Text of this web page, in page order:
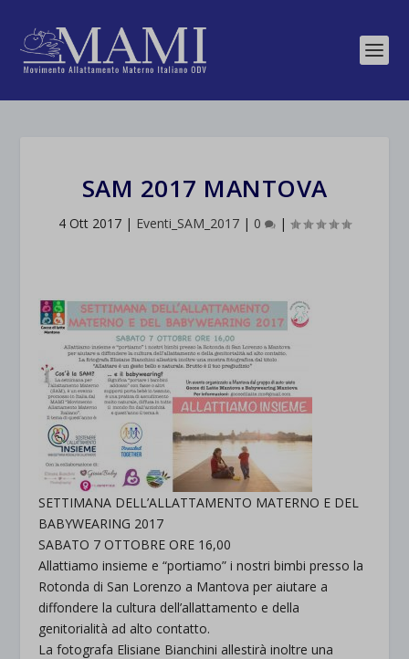
SAM 2017 MANTOVA
4 Ott 2017 | Eventi_SAM_2017 | 0 |
SETTIMANA DELL’ALLATTAMENTO MATERNO E DEL
BABYWEARING 2017
SABATO 7 OTTOBRE ORE 16,00
Allattiamo insieme e “portiamo” i nostri bimbi presso la
Rotonda di San Lorenzo a Mantova per aiutare a
diffondere la cultura dell’allattamento e della
genitorialità ad alto contatto.
La fotografa Elisiane Bianchini allestirà inoltre una